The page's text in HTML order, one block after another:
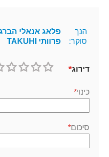
הנך
סוקר:
פלאג אנאלי
פרוותי TAKUHI
דירוג
כינוי
סיכום